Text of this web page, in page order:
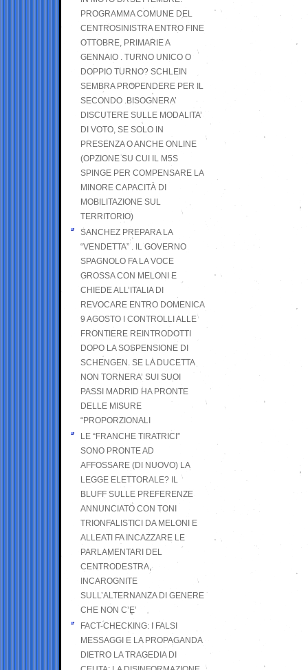
PROGRAMMA COMUNE DEL
CENTROSINISTRA ENTRO FINE
OTTOBRE, PRIMARIE A
GENNAIO . TURNO UNICO O
DOPPIO TURNO? SCHLEIN
SEMBRA PROPENDERE PER IL
SECONDO .BISOGNERA’
DISCUTERE SULLE MODALITA’
DI VOTO, SE SOLO IN
PRESENZA O ANCHE ONLINE
(OPZIONE SU CUI IL M5S
SPINGE PER COMPENSARE LA
MINORE CAPACITÀ DI
MOBILITAZIONE SUL
TERRITORIO)
SANCHEZ PREPARA LA
“VENDETTA” . IL GOVERNO
SPAGNOLO FA LA VOCE
GROSSA CON MELONI E
CHIEDE ALL’ITALIA DI
REVOCARE ENTRO DOMENICA
9 AGOSTO I CONTROLLI ALLE
FRONTIERE REINTRODOTTI
DOPO LA SOSPENSIONE DI
SCHENGEN. SE LA DUCETTA
NON TORNERA’ SUI SUOI
PASSI MADRID HA PRONTE
DELLE MISURE
“PROPORZIONALI
LE “FRANCHE TIRATRICI”
SONO PRONTE AD
AFFOSSARE (DI NUOVO) LA
LEGGE ELETTORALE? IL
BLUFF SULLE PREFERENZE
ANNUNCIATO CON TONI
TRIONFALISTICI DA MELONI E
ALLEATI FA INCAZZARE LE
PARLAMENTARI DEL
CENTRODESTRA,
INCAROGNITE
SULL’ALTERNANZA DI GENERE
CHE NON C’E’
FACT-CHECKING: I FALSI
MESSAGGI E LA PROPAGANDA
DIETRO LA TRAGEDIA DI